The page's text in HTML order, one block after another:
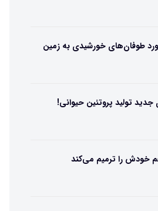
طوفان‌های خورشیدی به زمین
جدید تولید پروتئین حیوانی!
خودش را ترمیم می‌کند